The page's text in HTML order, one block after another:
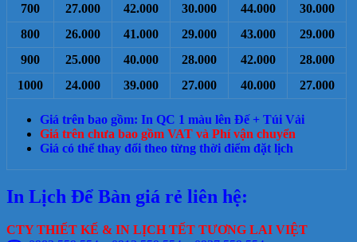
700
27.000 42.000 30.000 44.000
30.000
800
26.000 41.000 29.000 43.000
29.000
900
25.000 40.000 28.000 42.000
28.000
1000
24.000 39.000 27.000 40.000 27.000
Giá trên bao gồm: In QC 1 màu lên Đế + Túi Vải
Giá trên chưa bao gồm VAT và Phí vận chuyển
Giá có thể thay đổi theo từng thời điểm đặt lịch
In Lịch Để Bàn giá rẻ liên hệ:
CTY THIẾT KẾ & IN LỊCH TẾT TƯƠNG LAI VIỆT